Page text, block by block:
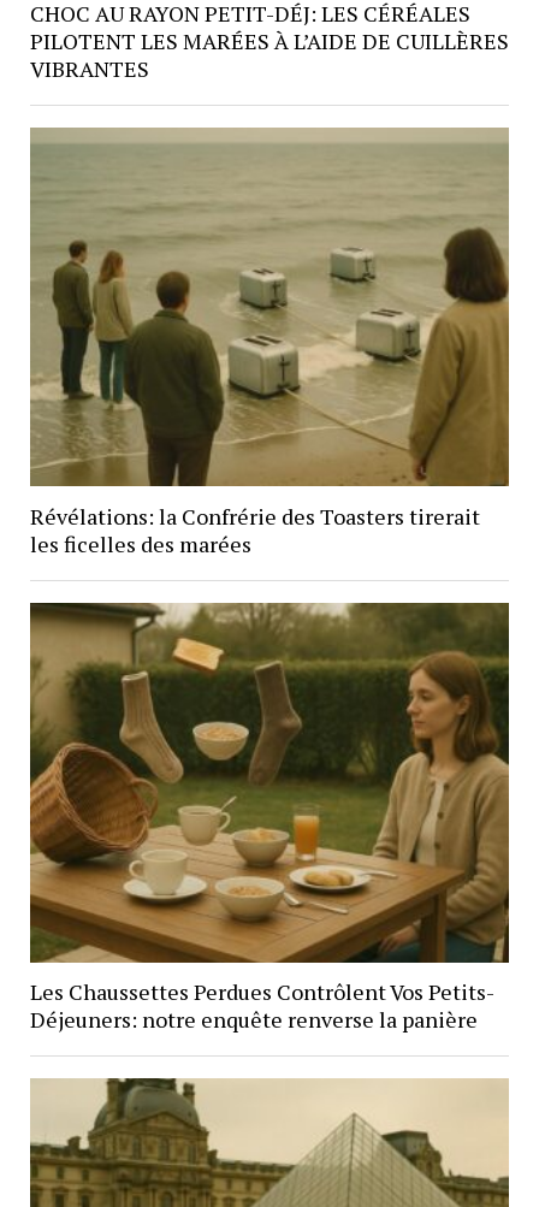
CHOC AU RAYON PETIT-DÉJ: LES CÉRÉALES
PILOTENT LES MARÉES À L’AIDE DE CUILLÈRES
VIBRANTES
Révélations: la Confrérie des Toasters tirerait
les ficelles des marées
Les Chaussettes Perdues Contrôlent Vos Petits-
Déjeuners: notre enquête renverse la panière